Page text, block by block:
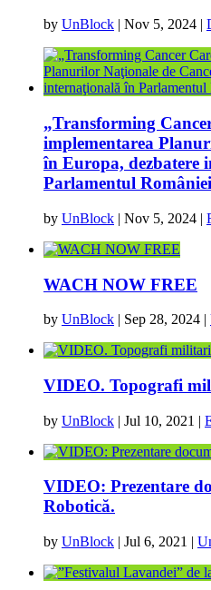
by UnBlock | Nov 5, 2024 |
„Transforming
implementarea
în Europa, dezbatere
Parlamentul României
by UnBlock | Nov 5, 2024 |
WACH NOW FREE
by UnBlock | Sep 28, 2024 |
VIDEO. Topografi
by UnBlock | Jul 10, 2021 |
VIDEO: Prezentare
Robotică.
by UnBlock | Jul 6, 2021 |